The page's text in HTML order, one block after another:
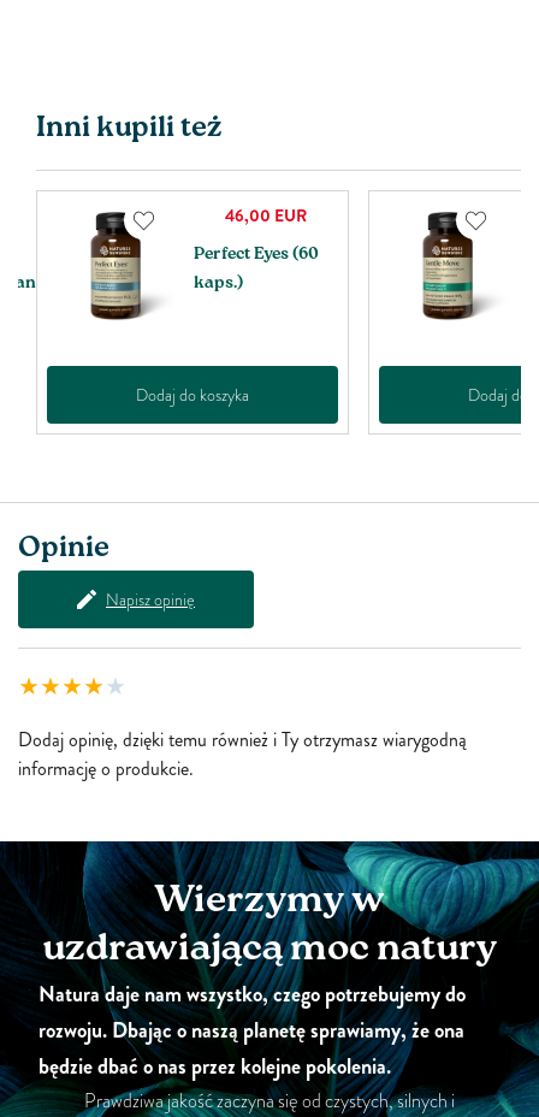
Inni kupili też
46,00 EUR
Perfect Eyes (60
kaps.)
Dodaj do koszyka Dodaj do
Opinie
Napisz opinię
Dodaj opinię, dzięki temu również i Ty otrzymasz wiarygodną
informację o produkcie.
Wierzymy w
uzdrawiającą moc natury
Natura daje nam wszystko, czego potrzebujemy do
rozwoju. Dbając o naszą planetę sprawiamy, że ona
będzie dbać o nas przez kolejne pokolenia.
Prawdziwa jakość zaczyna się od czystych, silnych i